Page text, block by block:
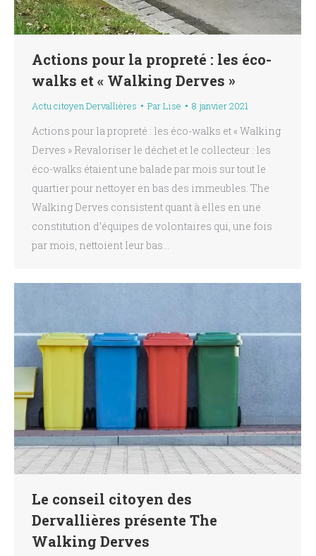
Actions pour la propreté : les éco-
walks et « Walking Derves »
Actu citoyen Dervallières ParLise 8 janvier 2021
Actions pour la propreté : les éco-walks et « Walking
Derves » Revaloriser le déchet et le collecteur : les
éco-walks étaient une balade par mois sur tout le
quartier pour nettoyer en bas des immeubles. The
Walking Derves consistent quant à elles en une
constitution d’équipes de volontaires qui, une fois
par mois, nettoient leur bas…
Le conseil citoyen des
Dervallières présente The
Walking Derves